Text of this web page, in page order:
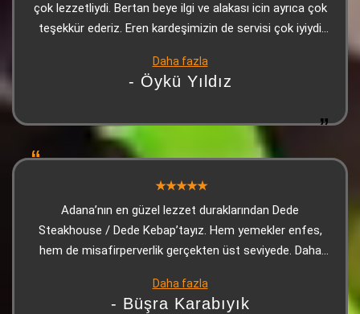
çok lezzetliydi. Bertan beye ilgi ve alakası icin ayrıca çok
teşekkür ederiz. Eren kardeşimizin de servisi çok iyiydi
Daha fazla
- Öykü Yıldız
Adana’nın en güzel lezzet duraklarından Dede
Steakhouse / Dede Kebap’tayız. Hem yemekler enfes,
hem de misafirperverlik gerçekten üst seviyede. Daha
makarna ikramı geliyor… Kıvamı, tadı, aroması efsane. Bir
de isli mantar var ki… Gerçekten Dede’nin imzası gibi.
Daha fazla
- Büşra Karabıyık